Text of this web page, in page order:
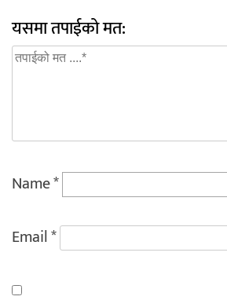
यसमा तपाईको मत:
Name*
Email*